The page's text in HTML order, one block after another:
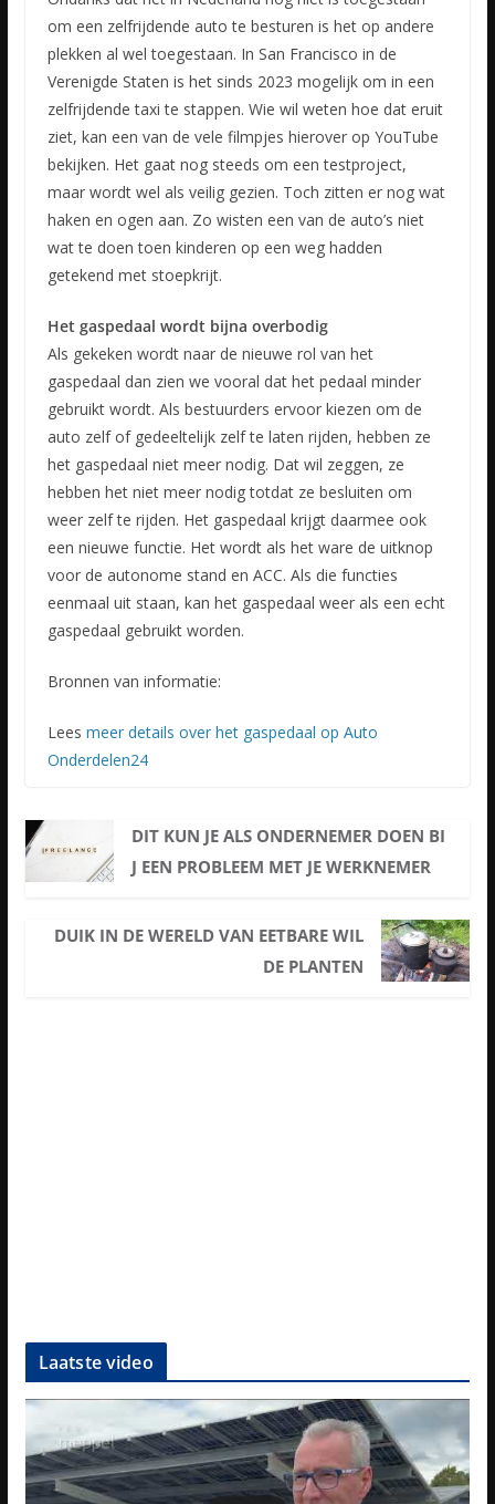
om een zelfrijdende auto te besturen is het op andere
plekken al wel toegestaan. In San Francisco in de
Verenigde Staten is het sinds 2023 mogelijk om in een
zelfrijdende taxi te stappen. Wie wil weten hoe dat eruit
ziet, kan een van de vele filmpjes hierover op YouTube
bekijken. Het gaat nog steeds om een testproject,
maar wordt wel als veilig gezien. Toch zitten er nog wat
haken en ogen aan. Zo wisten een van de auto’s niet
wat te doen toen kinderen op een weg hadden
getekend met stoepkrijt.
Het gaspedaal wordt bijna overbodig
Als gekeken wordt naar de nieuwe rol van het
gaspedaal dan zien we vooral dat het pedaal minder
gebruikt wordt. Als bestuurders ervoor kiezen om de
auto zelf of gedeeltelijk zelf te laten rijden, hebben ze
het gaspedaal niet meer nodig. Dat wil zeggen, ze
hebben het niet meer nodig totdat ze besluiten om
weer zelf te rijden. Het gaspedaal krijgt daarmee ook
een nieuwe functie. Het wordt als het ware de uitknop
voor de autonome stand en ACC. Als die functies
eenmaal uit staan, kan het gaspedaal weer als een echt
gaspedaal gebruikt worden.
Bronnen van informatie:
Lees meer details over het gaspedaal op Auto
Onderdelen24
DIT KUN JE ALS ONDERNEMER DOEN BI
J EEN PROBLEEM MET JE WERKNEMER
DUIK IN DE WERELD VAN EETBARE WIL
DE PLANTEN
Laatste video